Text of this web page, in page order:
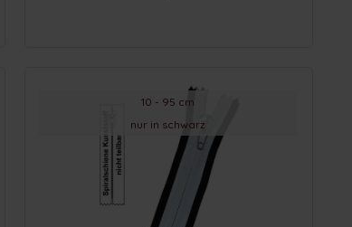
10 - 95 cm
nur in schwarz